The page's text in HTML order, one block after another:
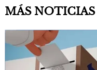
MÁS